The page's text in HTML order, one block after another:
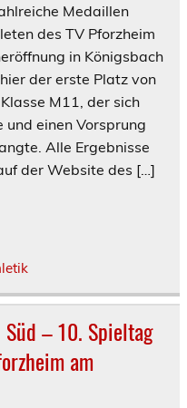
Medaillen
des TV Pforzheim
in Königsbach
der erste Platz von
M11, der sich
einen Vorsprung
Alle Ergebnisse
der Website des […]
– 10. Spieltag
am